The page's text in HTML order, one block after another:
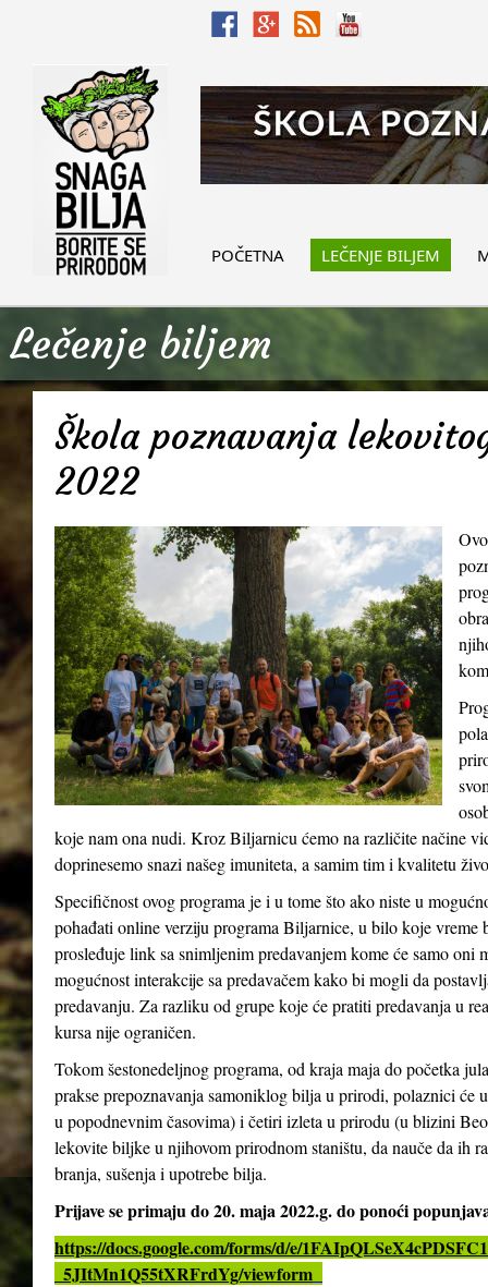
POČETNA LEČENJE BILJEM
Lečenje biljem
Škola poznavanja
2022
koje nam ona nudi. Kroz Biljarnicu ćemo na različite načine
doprinesemo snazi našeg imuniteta, a samim tim i kvalitetu
Specifičnost ovog programa je i u tome što ako niste u
pohađati online verziju programa Biljarnice, u bilo koje vreme
prosleđuje link sa snimljenim predavanjem kome će samo
mogućnost interakcije sa predavačem kako bi mogli da
predavanju. Za razliku od grupe koje će pratiti predavanja u
kursa nije ograničen.
Tokom šestonedeljnog programa, od kraja maja do početka
prakse prepoznavanja samoniklog bilja u prirodi, polaznici će
u popodnevnim časovima) i četiri izleta u prirodu (u blizini
lekovite biljke u njihovom prirodnom staništu, da nauče da ih
branja, sušenja i upotrebe bilja.
Prijave se primaju do 20. maja 2022.g. do ponoći
https://docs.google.com/forms/d/e/
_5JItMn1Q55tXRFrdYg/viewform